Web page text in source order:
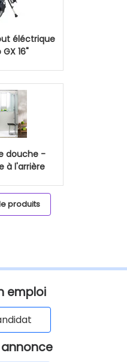
éléctrique
16"
douche -
à l'arrière
produits
emploi
annonce